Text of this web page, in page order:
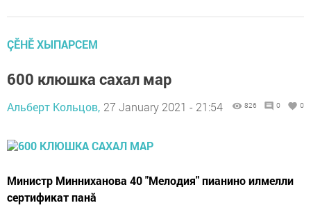
ÇӖНӖ ХЫПАРСЕМ
600 клюшка сахал мар
Альберт Кольцов, 27 January 2021 - 21:54 826 0 0
Министр Минниханова 40 "Мелодия" пианино илмелли
сертификат панӑ